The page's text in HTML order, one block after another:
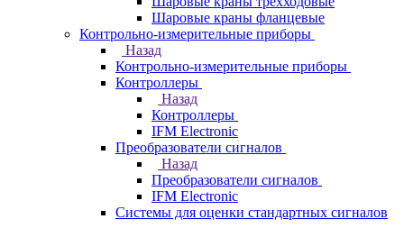
Шаровые краны фланцевые
Контрольно-измерительные приборы
Назад
Контрольно-измерительные приборы
Контроллеры
Назад
Контроллеры
IFM Electronic
Преобразователи сигналов
Назад
Преобразователи сигналов
IFM Electronic
Системы для оценки стандартных сигналов